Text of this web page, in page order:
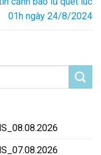
01h ngày 24/8/2024